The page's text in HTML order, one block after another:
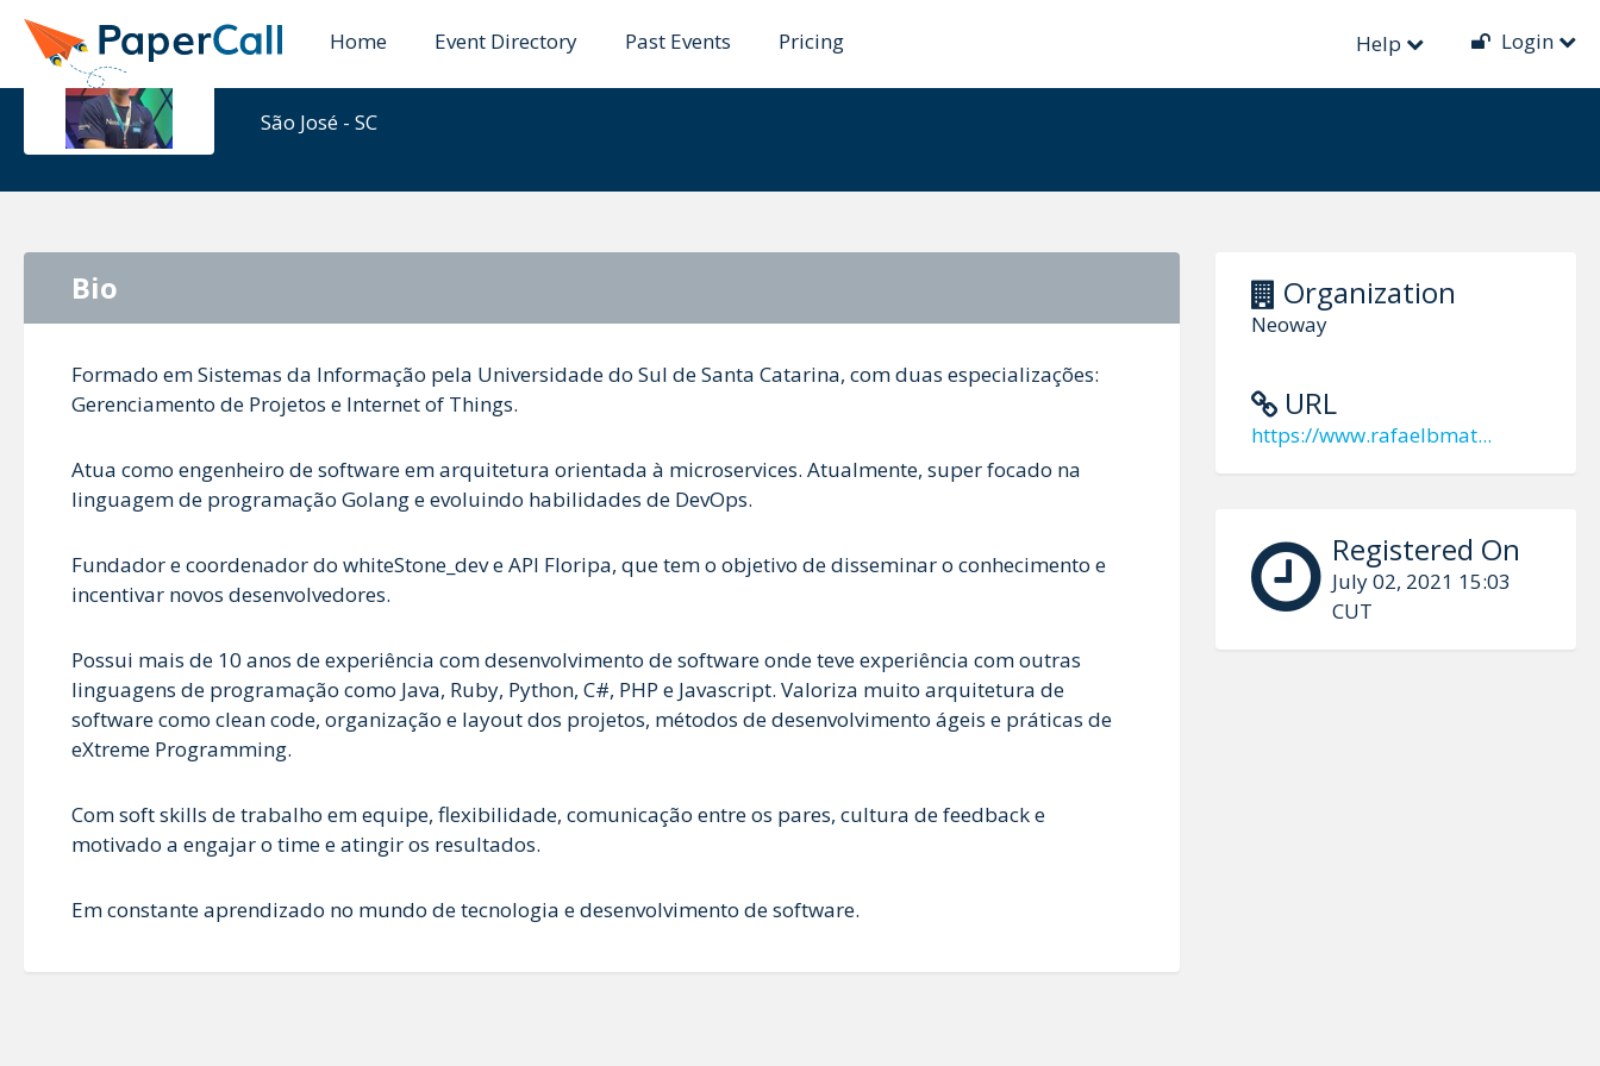
Home Event Directory Past Events Pricing Help Login
Rafael Mateus
São José - SC
Organization
Neoway
URL
https://www.rafaelbmat...
Registered On
July 02, 2021 15:03
CUT
Bio
Formado em Sistemas da Informação pela Universidade do Sul de Santa Catarina, com duas especializações:
Gerenciamento de Projetos e Internet of Things.
Atua como engenheiro de software em arquitetura orientada à microservices. Atualmente, super focado na
linguagem de programação Golang e evoluindo habilidades de DevOps.
Fundador e coordenador do whiteStone_dev e API Floripa, que tem o objetivo de disseminar o conhecimento e
incentivar novos desenvolvedores.
Possui mais de 10 anos de experiência com desenvolvimento de software onde teve experiência com outras
linguagens de programação como Java, Ruby, Python, C#, PHP e Javascript. Valoriza muito arquitetura de
software como clean code, organização e layout dos projetos, métodos de desenvolvimento ágeis e práticas de
eXtreme Programming.
Com soft skills de trabalho em equipe, flexibilidade, comunicação entre os pares, cultura de feedback e
motivado a engajar o time e atingir os resultados.
Em constante aprendizado no mundo de tecnologia e desenvolvimento de software.